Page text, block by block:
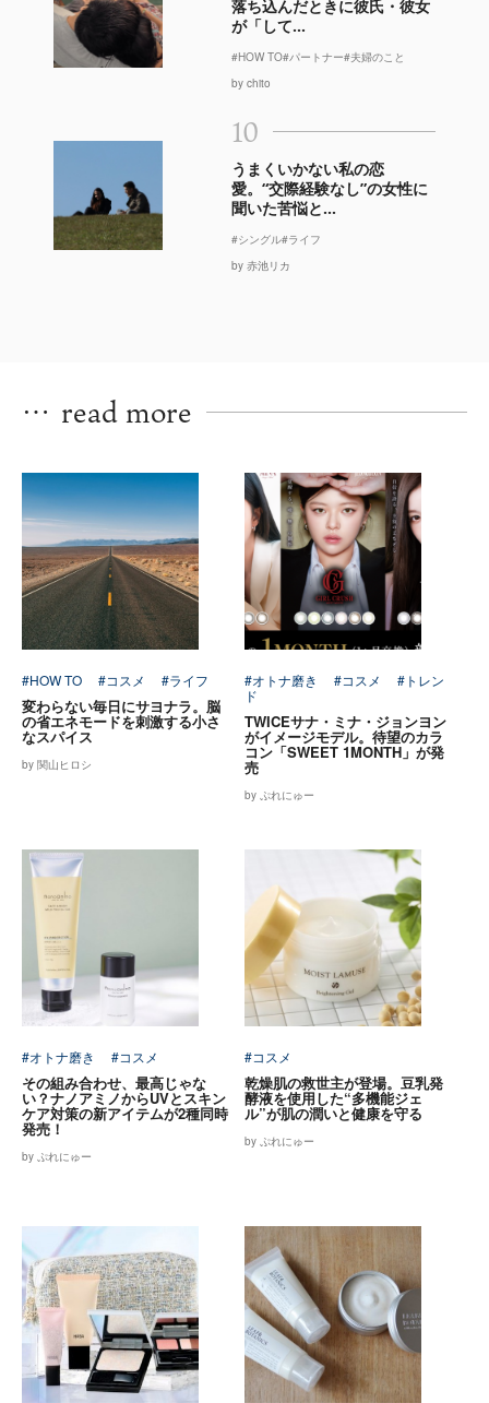
落ち込んだときに彼氏・彼女
が「して...
#HOW TO#パートナー#夫婦のこと
by chito
10
うまくいかない私の恋
愛。“交際経験なし”の女性に
聞いた苦悩と...
#シングル#ライフ
by 赤池リカ
… read more
#HOW TO #コスメ #ライフ
変わらない毎日にサヨナラ。脳
の省エネモードを刺激する小さ
なスパイス
by 関山ヒロシ
#オトナ磨き #コスメ
#トレン
ド
TWICEサナ・ミナ・ジョンヨン
がイメージモデル。待望のカラ
コン「SWEET 1MONTH」が発
売
by ぷれにゅー
#オトナ磨き #コスメ
その組み合わせ、最高じゃな
い？ナノアミノからUVとスキン
ケア対策の新アイテムが2種同時
発売！
by ぷれにゅー
#コスメ
乾燥肌の救世主が登場。豆乳発
酵液を使用した“多機能ジェ
ル”が肌の潤いと健康を守る
by ぷれにゅー